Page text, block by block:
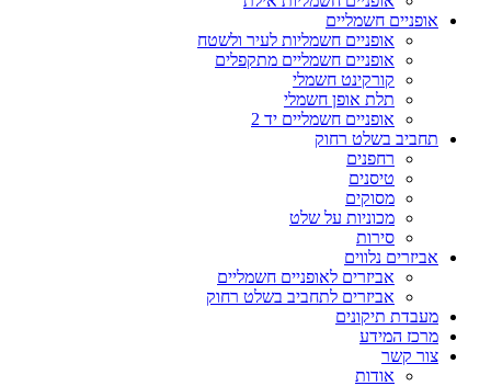
אופניים חשמליים
אופניים חשמליות לעיר ולשטח
אופניים חשמליים מתקפלים
קורקינט חשמלי
תלת אופן חשמלי
אופניים חשמליים יד 2
תחביב בשלט רחוק
רחפנים
טיסנים
מסוקים
מכוניות על שלט
סירות
אביזרים נלווים
אביזרים לאופניים חשמליים
אביזרים לתחביב בשלט רחוק
מעבדת תיקונים
מרכז המידע
צור קשר
אודות